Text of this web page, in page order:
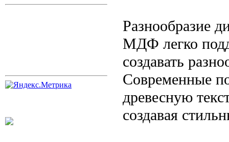
Разнообразие
МДФ легко
создавать
Современные
древесную
создавая